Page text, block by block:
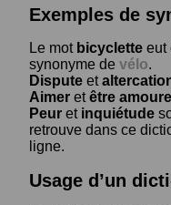
Exemples de
Le mot bicyclette eut
synonyme de vélo.
Dispute et
Aimer etêtre
Peur et inquiétude
retrouve dans ce
ligne.
Usage d’un